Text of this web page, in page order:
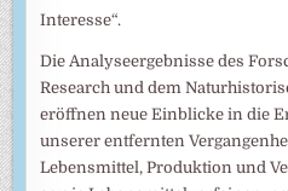
Interesse“.
Die Analyseergebnisse des
Research und dem
eröffnen neue Einblicke in die
unserer entfernten
Lebensmittel, Produktion und